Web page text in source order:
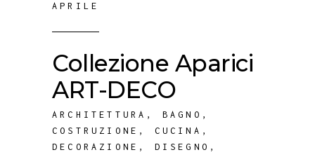
APRILE
Collezione Aparici
ART-DECO
ARCHITETTURA , BAGNO ,
COSTRUZIONE , CUCINA ,
DECORAZIONE , DISEGNO ,